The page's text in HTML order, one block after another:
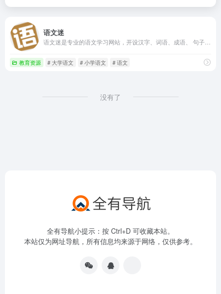
语文迷
教育资源 # 大学语文 # 小学语文 # 语文
没有了
全有导航小提示：按 Ctrl+D 可收藏本站。
本站仅为网址导航，所有信息均来源于网络，仅供参考。